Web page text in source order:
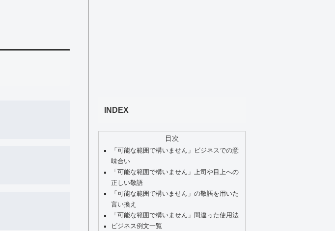
INDEX
目次
「可能な範囲で構いません」ビジネスでの意
味合い
「可能な範囲で構いません」上司や目上への
正しい敬語
「可能な範囲で構いません」の敬語を用いた
言い換え
「可能な範囲で構いません」間違った使用法
ビジネス例文一覧